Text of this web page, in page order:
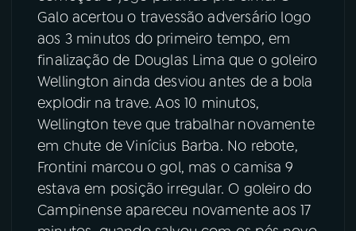
TikTok
Galo acertou o travessão adversário logo
aos 3 minutos do primeiro tempo, em
finalização de Douglas Lima que o goleiro
Wellington ainda desviou antes de a bola
explodir na trave. Aos 10 minutos,
Wellington teve que trabalhar novamente
em chute de Vinícius Barba. No rebote,
Frontini marcou o gol, mas o camisa 9
estava em posição irregular. O goleiro do
Campinense apareceu novamente aos 17